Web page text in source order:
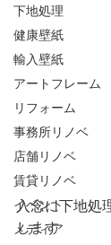
下地処理
健康壁紙
輸入壁紙
アートフレーム
リフォーム
事務所リノベ
店舗リノベ
賃貸リノベ
イベント
メディア
入念に下地処
します